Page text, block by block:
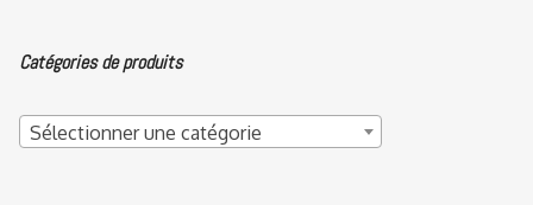
Catégories de produits
Sélectionner une catégorie